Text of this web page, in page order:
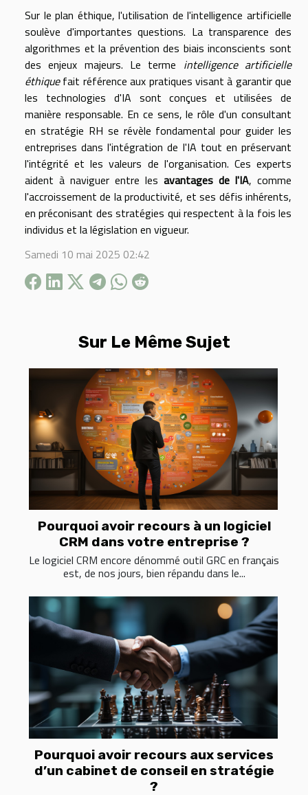
Sur Le Même Sujet
Pourquoi avoir recours à un logiciel
CRM dans votre entreprise ?
Le logiciel CRM encore dénommé outil GRC en français
est, de nos jours, bien répandu dans le...
Pourquoi avoir recours aux services
d’un cabinet de conseil en stratégie
?
Sur le plan éthique, l'utilisation de l'intelligence artificielle
soulève d'importantes questions. La transparence des
algorithmes et la prévention des biais inconscients sont
des enjeux majeurs. Le terme intelligence artificielle
éthiquefait référence aux pratiques visant à garantir que
les technologies d'IA sont conçues et utilisées de
manière responsable. En ce sens, le rôle d'un consultant
en stratégie RH se révèle fondamental pour guider les
entreprises dans l'intégration de l'IA tout en préservant
l'intégrité et les valeurs de l'organisation. Ces experts
aident à naviguer entre les avantages de l'IA, comme
l'accroissement de la productivité, et ses défis inhérents,
en préconisant des stratégies qui respectent à la fois les
individus et la législation en vigueur.
Samedi 10 mai 2025 02:42